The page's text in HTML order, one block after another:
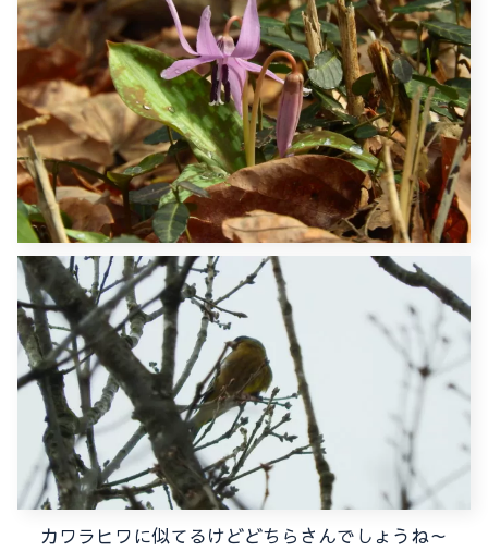
カワラヒワに似てるけどどちらさんでしょうね～